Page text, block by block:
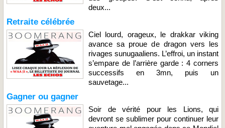
deux...
Retraite célébrée
Ciel lourd, orageux, le drakkar viking
avance sa proue de dragon vers les
rivages sunugaaliens. L’effroi, un instant
s’empare de l’arrière garde : 4 corners
successifs en 3mn, puis un
sauvetage...
Gagner ou gagner
Soir de vérité pour les Lions, qui
devront se sublimer pour continuer leur